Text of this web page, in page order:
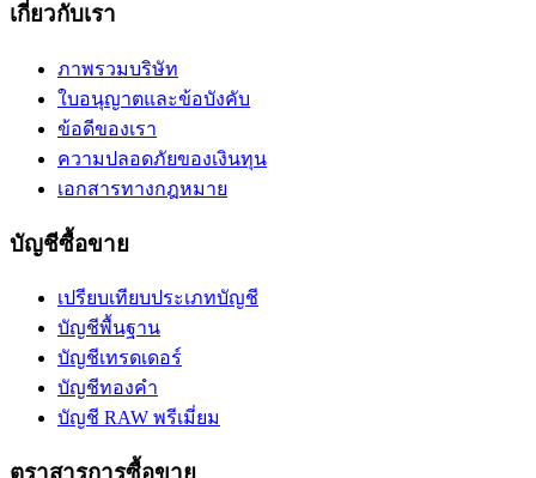
เกี่ยวกับเรา
ภาพรวมบริษัท
ใบอนุญาตและข้อบังคับ
ข้อดีของเรา
ความปลอดภัยของเงินทุน
เอกสารทางกฎหมาย
บัญชีซื้อขาย
เปรียบเทียบประเภทบัญชี
บัญชีพื้นฐาน
บัญชีเทรดเดอร์
บัญชีทองคํา
บัญชี RAW พรีเมี่ยม
ตราสารการซื้อขาย